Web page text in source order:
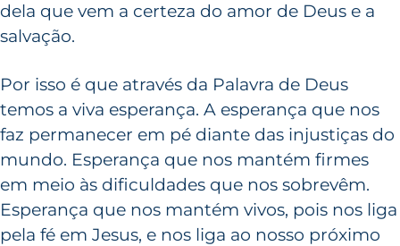
dela que vem a certeza do amor de Deus e a
salvação.
Por isso é que através da Palavra de Deus
temos a viva esperança. A esperança que nos
faz permanecer em pé diante das injustiças do
mundo. Esperança que nos mantém firmes
em meio às dificuldades que nos sobrevêm.
Esperança que nos mantém vivos, pois nos liga
pela fé em Jesus, e nos liga ao nosso próximo